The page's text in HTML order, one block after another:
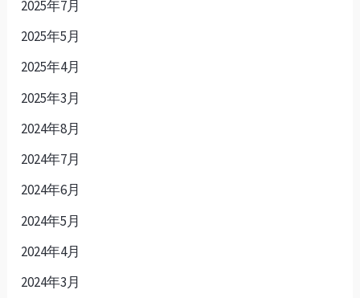
2025年7月
2025年5月
2025年4月
2025年3月
2024年8月
2024年7月
2024年6月
2024年5月
2024年4月
2024年3月